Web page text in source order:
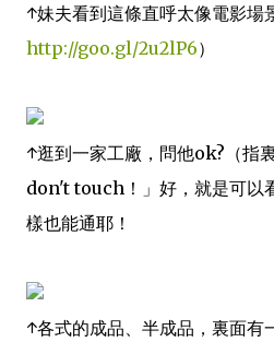
↑妹夫看到這條直呼太像電影場
http://goo.gl/2u2lP6）
↑逛到一家工廠，問他ok?（指
don't touch！」好，就是可以
樣也能通耶！
↑各式的成品、半成品，裏面有